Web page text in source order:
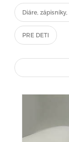
Diáre,
PRE DETI